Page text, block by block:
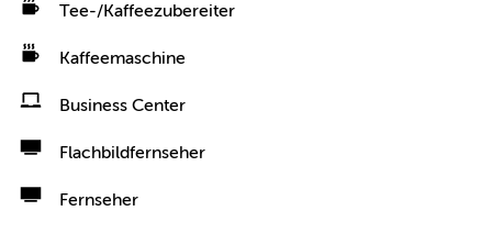
Tee-/Kaffeezubereiter
Kaffeemaschine
Business Center
Flachbildfernseher
Fernseher